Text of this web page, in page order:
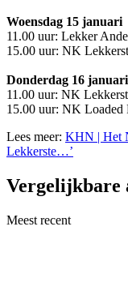
Woensdag 15 januari
11.00 uur: Lekker
15.00 uur: NK
Donderdag 16 januari
11.00 uur: NK
15.00 uur: NK Loaded
Lees meer: KHN | Het
Lekkerste…’
Vergelijkbare
Meest recent